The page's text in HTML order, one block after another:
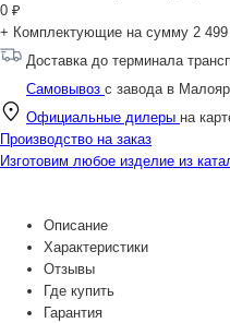
0 ₽
+ Комплектующие на сумму 2
Доставка до терминала
Самовывоз с завода в
Официальные дилеры на
Производство на заказ
Изготовим любое изделие из
Описание
Характеристики
Отзывы
Где купить
Гарантия